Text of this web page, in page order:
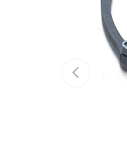
PRÉCÉDENT